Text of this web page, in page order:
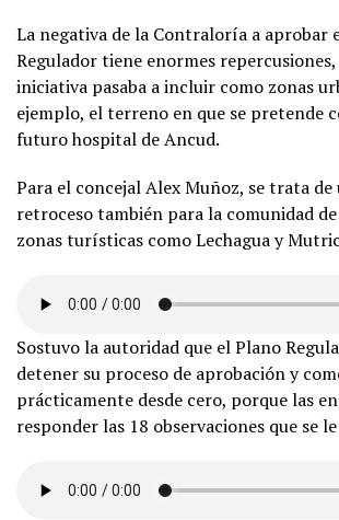
La negativa de la Contraloría a aprobar
Regulador tiene enormes
iniciativa pasaba a incluir como zonas
ejemplo, el terreno en que se pretende
futuro hospital de Ancud.
Para el concejal Alex Muñoz, se trata
retroceso también para la comunidad de
zonas turísticas como Lechagua y
Sostuvo la autoridad que el Plano
detener su proceso de aprobación y
prácticamente desde cero, porque las
responder las 18 observaciones que se